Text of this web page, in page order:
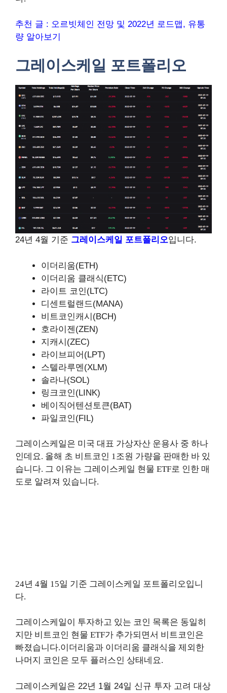
추천 글 : 오르빗체인 전망 및 2022년 로드맵, 유통
량 알아보기
그레이스케일 포트폴리오
24년 4월 기준 그레이스케일 포트폴리오입니다.
이더리움(ETH)
이더리움 클래식(ETC)
라이트 코인(LTC)
디센트럴랜드(MANA)
비트코인캐시(BCH)
호라이젠(ZEN)
지캐시(ZEC)
라이브피어(LPT)
스텔라루멘(XLM)
솔라나(SOL)
링크코인(LINK)
베이직어텐션토큰(BAT)
파일코인(FIL)
그레이스케일은 미국 대표 가상자산 운용사 중 하나
인데요. 올해 초 비트코인 1조원 가량을 판매한 바 있
습니다. 그 이유는 그레이스케일 현물 ETF로 인한 매
도로 알려져 있습니다.
24년 4월 15일 기준 그레이스케일 포트폴리오입니
다.
그레이스케일이 투자하고 있는 코인 목록은 동일히
지만 비트코인 현물 ETF가 추가되면서 비트코인은
빠졌습니다.이더리움과 이더리움 클래식을 제외한
나머지 코인은 모두 플러스인 상태네요.
그레이스케일은 22년 1월 24일 신규 투자 고려 대상